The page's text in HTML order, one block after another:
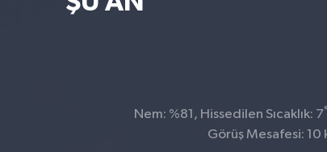
Nem: %81, Hissedilen Sıcaklık: 7°
Görüş Mesafesi: 10